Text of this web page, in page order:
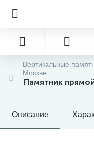
Вертикальные
Москве
Памятник
Описание